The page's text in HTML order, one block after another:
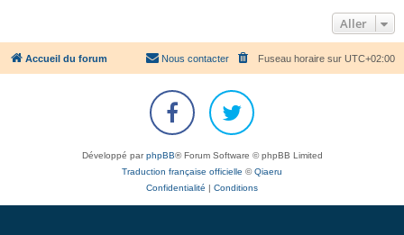
h
e
r
Aller
Accueil du forum Fuseau horaire sur UTC+02:00
Nous contacter
Développé parphpBB® Forum Software © phpBB Limited
Traduction française officielle ©Qiaeru
Confidentialité | Conditions